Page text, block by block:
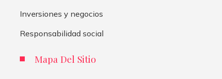
Inversiones y negocios
Responsabilidad social
Mapa Del Sitio